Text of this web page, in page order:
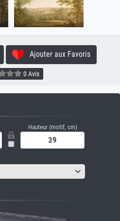
Ajouter aux Favoris
0 Avis
Hauteur (motif, cm)